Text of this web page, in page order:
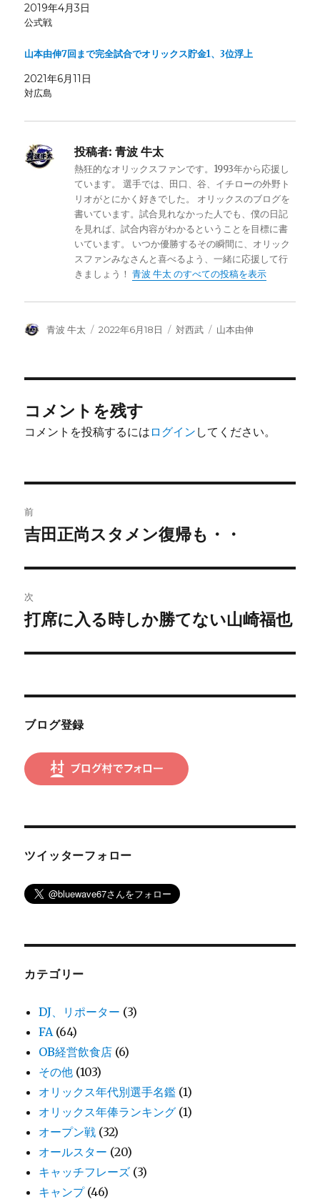
2019年4月3日
公式戦
山本由伸7回まで完全試合でオリックス貯金1、3位浮上
2021年6月11日
対広島
投稿者: 青波 牛太
熱狂的なオリックスファンです。1993年から応援し
ています。 選手では、田口、谷、イチローの外野ト
リオがとにかく好きでした。 オリックスのブログを
書いています。試合見れなかった人でも、僕の日記
を見れば、試合内容がわかるということを目標に書
いています。 いつか優勝するその瞬間に、オリック
スファンみなさんと喜べるよう、一緒に応援して行
きましょう！青波 牛太 のすべての投稿を表示
投
青波 牛太
投
2022年6月18日
カ
対西武
タ
山本由伸
コメントを残す
コメントを投稿するには ログイン してください。
稿
ビ
ゲ
ー
前
前
投
稿:
吉田正尚スタメン復帰も・・
次
次
投
打席に入る時しか勝てない山崎福也
ブログ登録
ツイッターフォロー
カテゴリー
DJ、リポーター (3)
FA(64)
OB経営飲食店 (6)
その他 (103)
オリックス年代別選手名鑑 (1)
オリックス年俸ランキング (1)
オープン戦 (32)
オールスター (20)
キャッチフレーズ (3)
キャンプ(46)